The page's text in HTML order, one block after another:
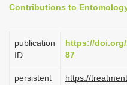
Contributions to
publication
ID
https://doi.org/
87
persistent
https://